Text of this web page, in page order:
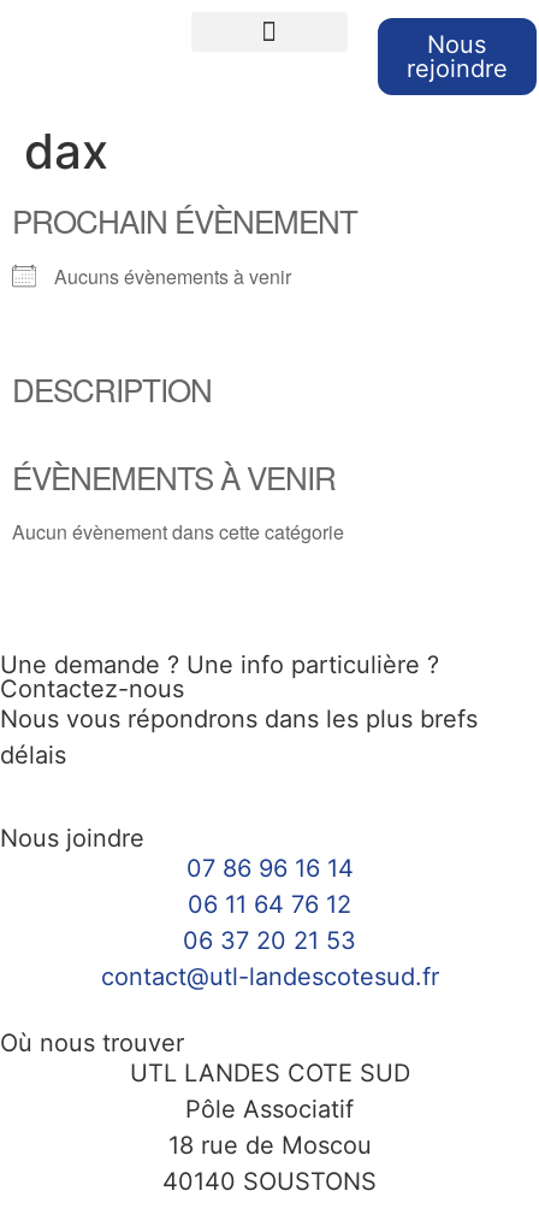
Nous
rejoindre
dax
PROCHAIN ÉVÈNEMENT
Aucuns évènements à venir
DESCRIPTION
ÉVÈNEMENTS À VENIR
Aucun évènement dans cette catégorie
Une demande ? Une info particulière ?
Contactez-nous
Nous vous répondrons dans les plus brefs
délais
Nous joindre
07 86 96 16 14
06 11 64 76 12
06 37 20 21 53
contact@utl-landescotesud.fr
Où nous trouver
UTL LANDES COTE SUD
Pôle Associatif
18 rue de Moscou
40140 SOUSTONS